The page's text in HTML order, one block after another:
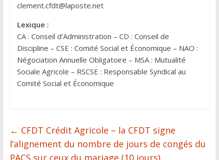
clement.cfdt@laposte.net
Lexique :
CA : Conseil d’Administration – CD : Conseil de
Discipline – CSE : Comité Social et Économique – NAO :
Négociation Annuelle Obligatoire – MSA : Mutualité
Sociale Agricole – RSCSE : Responsable Syndical au
Comité Social et Économique
← CFDT Crédit Agricole – la CFDT signe
l’alignement du nombre de jours de congés du